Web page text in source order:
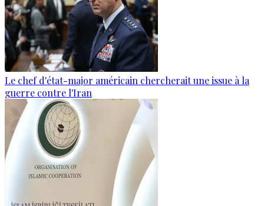
Le chef d'état-major américain chercherait une issue à la
guerre contre l'Iran